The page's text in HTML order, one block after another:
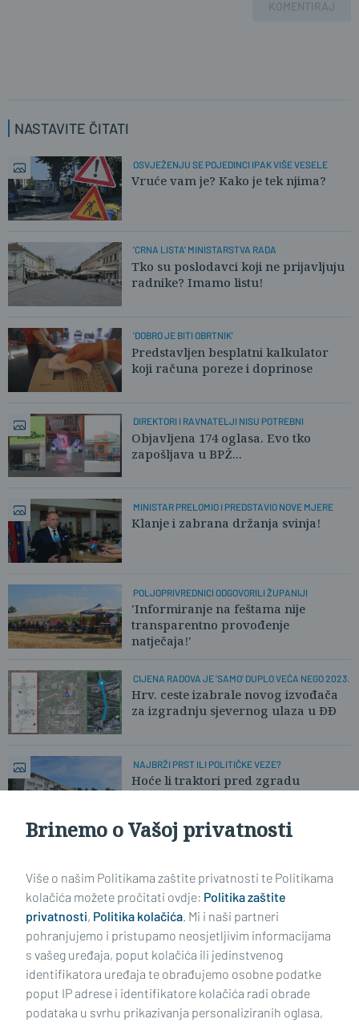
KOMENTIRAJ
NASTAVITE ČITATI
OSVJEŽENJU SE POJEDINCI IPAK VIŠE VESELE
Vruće vam je? Kako je tek njima?
'CRNA LISTA' MINISTARSTVA RADA
Tko su poslodavci koji ne prijavljuju
radnike? Imamo listu!
'DOBRO JE BITI OBRTNIK'
Predstavljen besplatni kalkulator
koji računa poreze i doprinose
DIREKTORI I RAVNATELJI NISU POTREBNI
Objavljena 174 oglasa. Evo tko
zapošljava u BPŽ...
MINISTAR PRELOMIO I PREDSTAVIO NOVE MJERE
Klanje i zabrana držanja svinja!
POLJOPRIVREDNICI ODGOVORILI ŽUPANIJI
'Informiranje na feštama nije
transparentno provođenje
natječaja!'
CIJENA RADOVA JE 'SAMO' DUPLO VEĆA NEGO 2023.
Hrv. ceste izabrale novog izvođača
za izgradnju sjevernog ulaza u ĐĐ
NAJBRŽI PRST ILI POLITIČKE VEZE?
Hoće li traktori pred zgradu
Brinemo o Vašoj privatnosti
Više o našim Politikama zaštite privatnosti te Politikama
kolačića možete pročitati ovdje: Politika zaštite
privatnosti, Politika kolačića. Mi i naši partneri
pohranjujemo i pristupamo neosjetljivim informacijama
s vašeg uređaja, poput kolačića ili jedinstvenog
identifikatora uređaja te obrađujemo osobne podatke
poput IP adrese i identifikatore kolačića radi obrade
podataka u svrhu prikazivanja personaliziranih oglasa,